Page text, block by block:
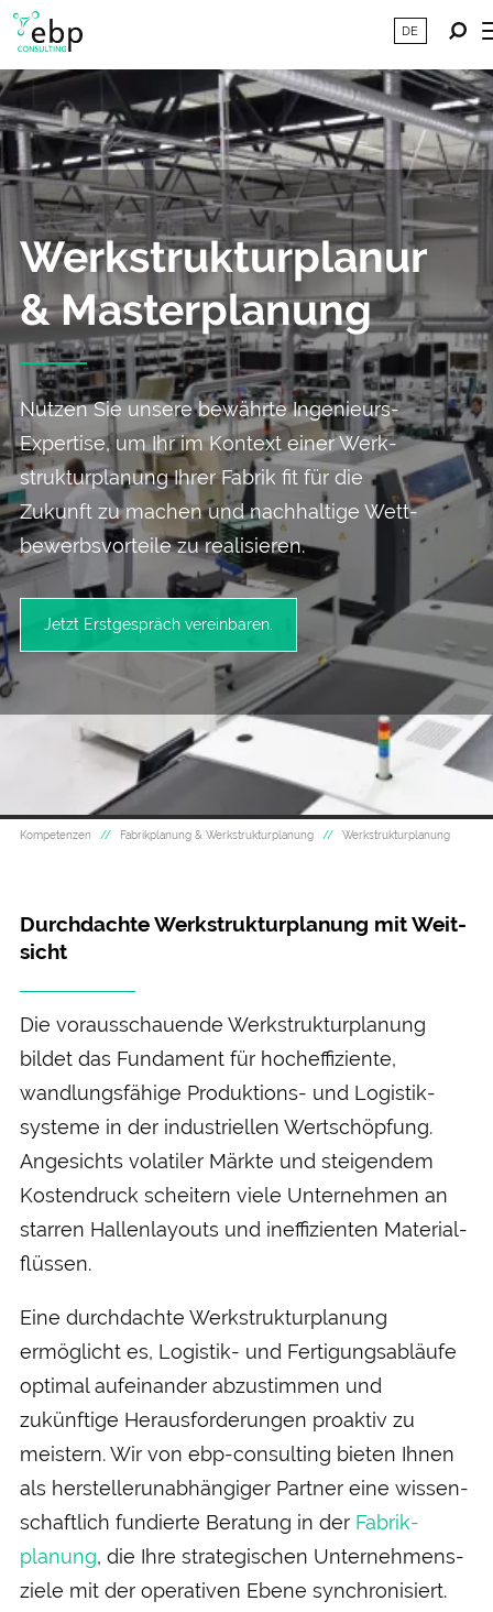
DE
Werkstrukturplanung
& Masterplanung
Nutzen Sie unsere bewährte Ingenieurs-
Expertise, um Ihr im Kontext einer Werk­
struktur­planung Ihrer Fabrik fit für die
Zukunft zu machen und nach­haltige Wett­
bewerbs­vorteile zu realisieren.
Jetzt Erstgespräch vereinbaren.
Kompetenzen Fabrikplanung & Werkstrukturplanung Werkstrukturplanung
Durchdachte Werk­struktur­planung mit Weit­
sicht
Die voraus­schauende Werk­struktur­planung
bildet das Fundament für hoch­effiziente,
wandlungs­fähige Produktions- und Logistik­
systeme in der industriellen Wert­schöpfung.
Angesichts volatiler Märkte und steigendem
Kosten­druck scheitern viele Unter­nehmen an
starren Hallen­layouts und ineffizienten Material­
flüssen.
Eine durch­dachte Werk­struktur­planung
ermöglicht es, Logistik- und Fertigungs­abläufe
optimal aufeinander abzu­stimmen und
zukünftige Heraus­forderungen proaktiv zu
meistern. Wir von ebp-consulting bieten Ihnen
als hersteller­unab­hängiger Partner eine wissen­
schaftlich fundierte Beratung in der Fabrik­
planung, die Ihre strategischen Unternehmens­
ziele mit der operativen Ebene synchronisiert.